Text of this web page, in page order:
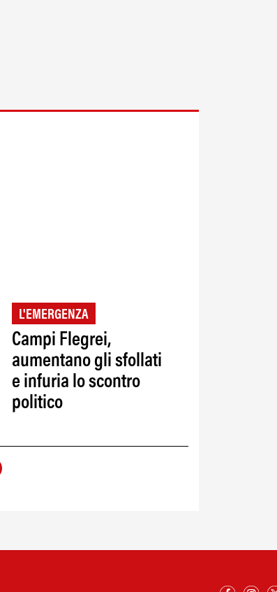
L'EMERGENZA
Campi Flegrei,
aumentano gli sfollati
e infuria lo scontro
politico